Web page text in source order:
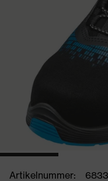
Artikelnummer: